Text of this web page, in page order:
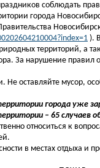
соблюдать
города
).
территорий, а
За нарушение
оставляйте мусор,
города уже
– 65 случаев
относиться к
в местах отдыха